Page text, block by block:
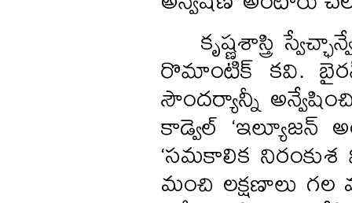
కృష్ణశాస్త్రి
రొమాంటిక్ కవి. బైరన్,
సౌందర్యాన్నీ
కాడ్వెల్ ‘ఇల్యూజన్
‘సమకాలిక
మంచి లక్షణాలు గల